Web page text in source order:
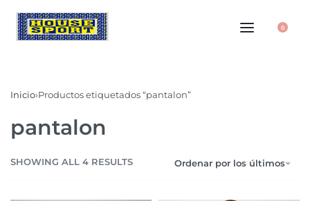
0
Inicio›Productos etiquetados “pantalon”
pantalon
SHOWING ALL 4 RESULTS Ordenar por los últimos